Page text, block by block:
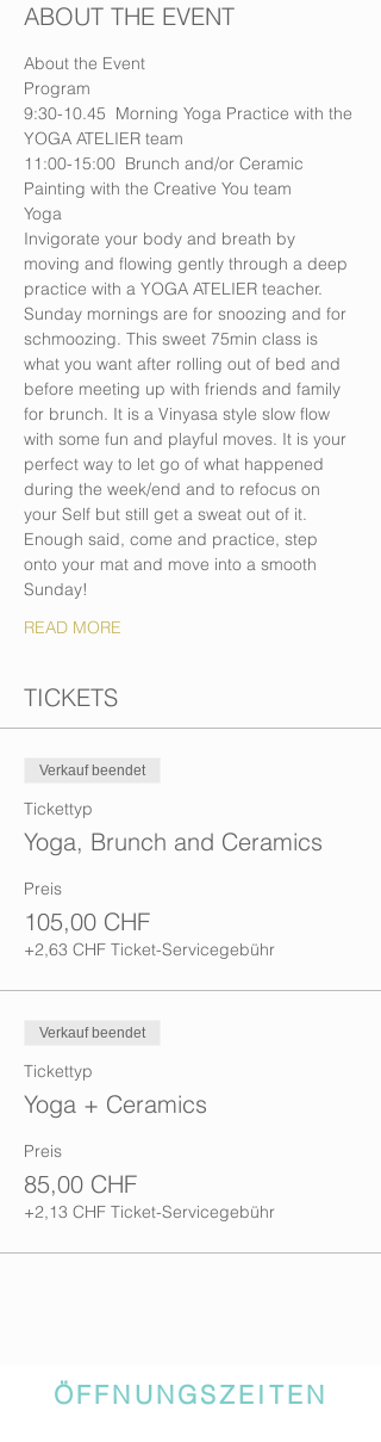
ABOUT THE EVENT
About the Event
Program
9:30-10.45  Morning Yoga Practice with the
YOGA ATELIER team
11:00-15:00  Brunch and/or Ceramic
Painting with the Creative You team
Yoga
Invigorate your body and breath by
moving and flowing gently through a deep
practice with a YOGA ATELIER teacher.
Sunday mornings are for snoozing and for
schmoozing. This sweet 75min class is
what you want after rolling out of bed and
before meeting up with friends and family
for brunch. It is a Vinyasa style slow flow
with some fun and playful moves. It is your
perfect way to let go of what happened
during the week/end and to refocus on
your Self but still get a sweat out of it.
Enough said, come and practice, step
onto your mat and move into a smooth
Sunday!
READ MORE
TICKETS
Verkauf beendet
Tickettyp
Yoga, Brunch and Ceramics
Preis
105,00 CHF
+2,63 CHF Ticket-Servicegebühr
Verkauf beendet
Tickettyp
Yoga + Ceramics
Preis
85,00 CHF
+2,13 CHF Ticket-Servicegebühr
ÖFFNUNGSZEITEN